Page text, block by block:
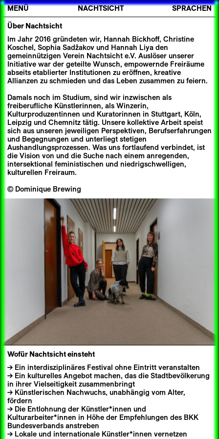
MENÜ NACHTSICHT SPRACHEN
Über Nachtsicht
Im Jahr 2016 gründeten wir, Hannah Bickhoff, Christine
Koschel, Sophia Sadžakov und Hannah Liya den
gemeinnützigen Verein Nachtsicht e.V. Auslöser unserer
Initiative war der geteilte Wunsch, empowernde Freiräume
abseits etablierter Institutionen zu eröffnen, kreative
Allianzen zu schmieden und das Leben zusammen zu feiern.
Damals noch im Studium, sind wir inzwischen als
freiberufliche Künstlerinnen, als Winzerin,
Kulturproduzentinnen und Kuratorinnen in Stuttgart, Köln,
Leipzig und Chemnitz tätig. Unsere kollektive Arbeit speist
sich aus unseren jeweiligen Perspektiven, Berufserfahrungen
und Begegnungen und unterliegt stetigen
Aushandlungsprozessen. Was uns fortlaufend verbindet, ist
die Vision von und die Suche nach einem anregenden,
intersektional feministischen und niedrigschwelligen,
kulturellen Freiraum.
© Dominique Brewing
Wofür Nachtsicht einsteht
Ein interdisziplinäres Festival ohne Eintritt veranstalten
Ein kulturelles Angebot machen, das die Stadtbevölkerung
in ihrer Vielseitigkeit zusammenbringt
Künstlerischen Nachwuchs, unabhängig vom Alter,
fördern
Die Entlohnung der Künstler*innen und
Kulturarbeiter*innen in Höhe der Empfehlungen des BKK
Bundesverbands anstreben
Lokale und internationale Künstler*innen vernetzen